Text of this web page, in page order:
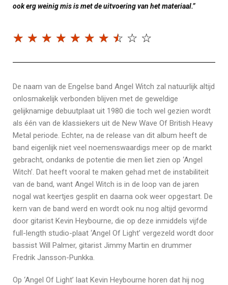
ook erg weinig mis is met de uitvoering van het materiaal.”
☆ ☆ ☆ ☆ ☆ ☆ ☆ ☆ ☆ ☆
De naam van de Engelse band Angel Witch zal natuurlijk altijd
onlosmakelijk verbonden blijven met de geweldige
gelijknamige debuutplaat uit 1980 die toch wel gezien wordt
als één van de klassiekers uit de New Wave Of British Heavy
Metal periode. Echter, na de release van dit album heeft de
band eigenlijk niet veel noemenswaardigs meer op de markt
gebracht, ondanks de potentie die men liet zien op ‘Angel
Witch’. Dat heeft vooral te maken gehad met de instabiliteit
van de band, want Angel Witch is in de loop van de jaren
nogal wat keertjes gesplit en daarna ook weer opgestart. De
kern van de band werd en wordt ook nu nog altijd gevormd
door gitarist Kevin Heybourne, die op deze inmiddels vijfde
full-length studio-plaat ‘Angel Of Light’ vergezeld wordt door
bassist Will Palmer, gitarist Jimmy Martin en drummer
Fredrik Jansson-Punkka.
Op ‘Angel Of Light’ laat Kevin Heybourne horen dat hij nog